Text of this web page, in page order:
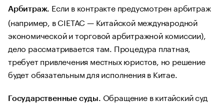
Арбитраж. Если в контракте предусмотрен арбитраж
(например, в CIETAC — Китайской международной
экономической и торговой арбитражной комиссии),
дело рассматривается там. Процедура платная,
требует привлечения местных юристов, но решение
будет обязательным для исполнения в Китае.
Государственные суды. Обращение в китайский суд